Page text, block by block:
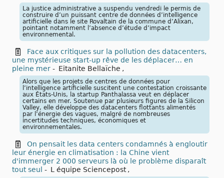
La justice administrative a suspendu vendredi le permis de
construire d’un puissant centre de données d’intelligence
artificielle dans le site Rovaltain de la commune d’Alixan,
pointant notamment l’absence d’étude d’impact
environnemental.
Face aux critiques sur la pollution des datacenters,
une mystérieuse start-up rêve de les déplacer… en
pleine mer - Eitanite Bellaïche ,
Alors que les projets de centres de données pour
l’intelligence artificielle suscitent une contestation croissante
aux États-Unis, la startup Panthalassa veut en déplacer
certains en mer. Soutenue par plusieurs figures de la Silicon
Valley, elle développe des datacenters flottants alimentés
par l’énergie des vagues, malgré de nombreuses
incertitudes techniques, économiques et
environnementales.
On pensait les data centers condamnés à engloutir
leur énergie en climatisation : la Chine vient
d'immerger 2 000 serveurs là où le problème disparaît
tout seul - L équipe Sciencepost ,